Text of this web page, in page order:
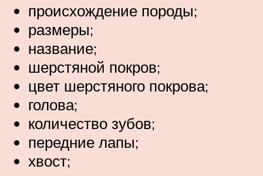
происхождение породы;
размеры;
название;
шерстяной покров;
цвет шерстяного покрова;
голова;
количество зубов;
передние лапы;
хвост;